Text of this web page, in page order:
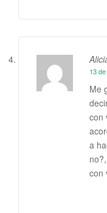
13
Me
con
a
con